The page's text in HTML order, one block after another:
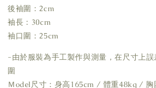
後袖圍：2cm
袖長：30cm
袖口圍：25cm
-由於服裝為手工製作與測量，在尺寸上
圍
Ｍodel尺寸：身高165cm / 體重48kg /